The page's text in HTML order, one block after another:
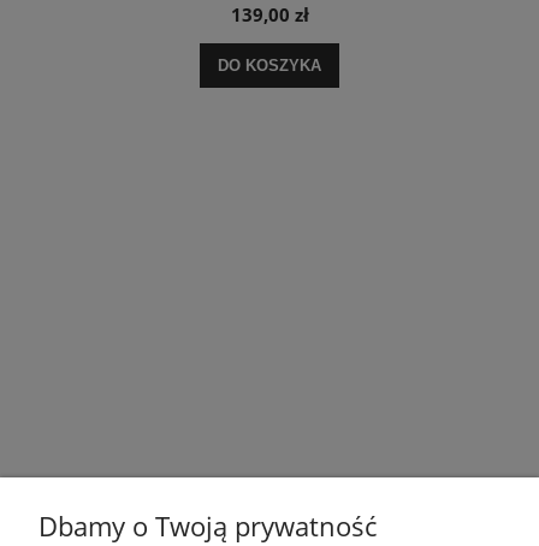
139,00 zł
DO KOSZYKA
Dbamy o Twoją prywatność